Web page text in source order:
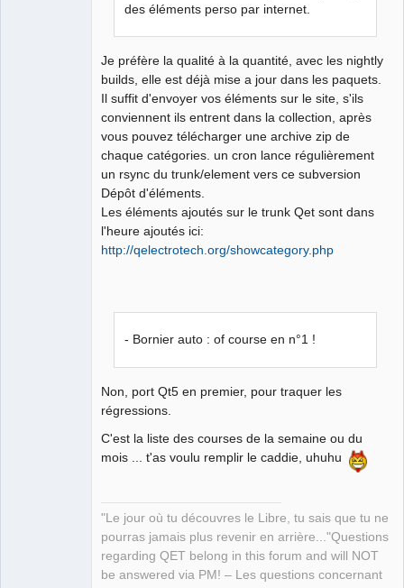
des éléments perso par internet.
Je préfère la qualité à la quantité, avec les nightly
builds, elle est déjà mise a jour dans les paquets.
Il suffit d'envoyer vos éléments sur le site, s'ils
conviennent ils entrent dans la collection, après
vous pouvez télécharger une archive zip de
chaque catégories. un cron lance régulièrement
un rsync du trunk/element vers ce subversion
Dépôt d'éléments.
Les éléments ajoutés sur le trunk Qet sont dans
l'heure ajoutés ici:
http://qelectrotech.org/showcategory.php
- Bornier auto : of course en n°1 !
Non, port Qt5 en premier, pour traquer les
régressions.
C'est la liste des courses de la semaine ou du
mois ... t'as voulu remplir le caddie, uhuhu
"Le jour où tu découvres le Libre, tu sais que tu ne
pourras jamais plus revenir en arrière..."Questions
regarding QET belong in this forum and will NOT
be answered via PM! – Les questions concernant